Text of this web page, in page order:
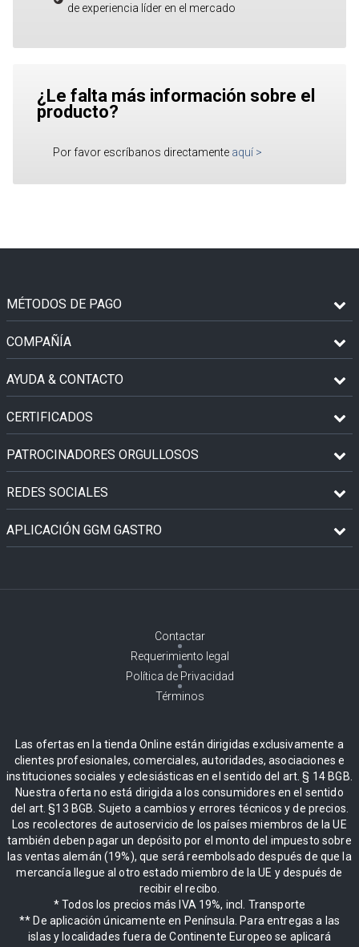
de experiencia líder en el mercado
¿Le falta más información sobre el
producto?
Por favor escríbanos directamente aquí >
MÉTODOS DE PAGO
COMPAÑÍA
AYUDA & CONTACTO
CERTIFICADOS
PATROCINADORES ORGULLOSOS
REDES SOCIALES
APLICACIÓN GGM GASTRO
Contactar
Requerimiento legal
Política de Privacidad
Términos
Las ofertas en la tienda Online están dirigidas exclusivamente a
clientes profesionales, comerciales, autoridades, asociaciones e
instituciones sociales y eclesiásticas en el sentido del art. § 14 BGB.
Nuestra oferta no está dirigida a los consumidores en el sentido
del art. §13 BGB. Sujeto a cambios y errores técnicos y de precios.
Los recolectores de autoservicio de los países miembros de la UE
también deben pagar un depósito por el monto del impuesto sobre
las ventas alemán (19%), que será reembolsado después de que la
mercancía llegue al otro estado miembro de la UE y después de
recibir el recibo.
* Todos los precios más IVA 19%, incl. Transporte
** De aplicación únicamente en Península. Para entregas a las
islas y localidades fuera de Continente Europeo se aplicará